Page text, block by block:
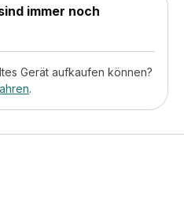
immer noch
Gerät aufkaufen können?
.